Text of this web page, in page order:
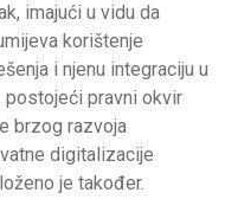
imajući u vidu da
korištenje
i njenu integraciju u
postojeći pravni okvir
brzog razvoja
digitalizacije
je također.